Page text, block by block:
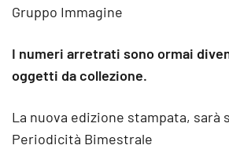
Gruppo Immagine
I numeri arretrati sono ormai
oggetti da collezione.
La nuova edizione stampata, sarà
Periodicità Bimestrale